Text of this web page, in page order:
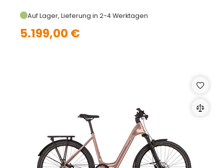
Auf Lager, Lieferung in 2-4 Werktagen
5.199,00 €